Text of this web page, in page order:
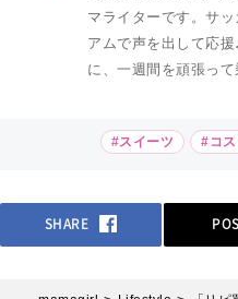
マライターです。サ
アムで声を出して応
に、一週間を頑張って
#スイーツ #コス
SHARE